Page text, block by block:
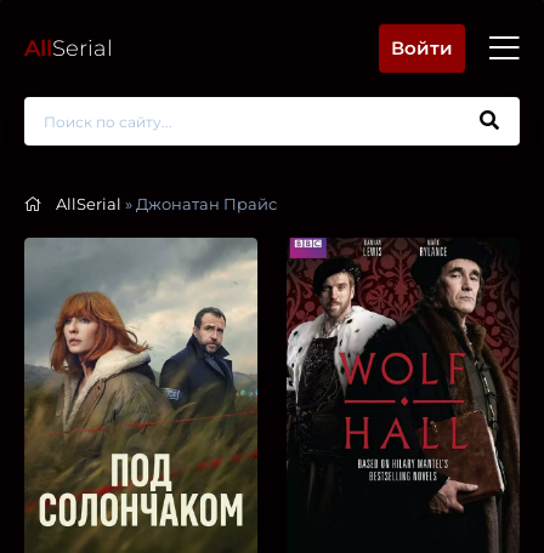
AllSerial Войти
AllSerial » Джонатан Прайс